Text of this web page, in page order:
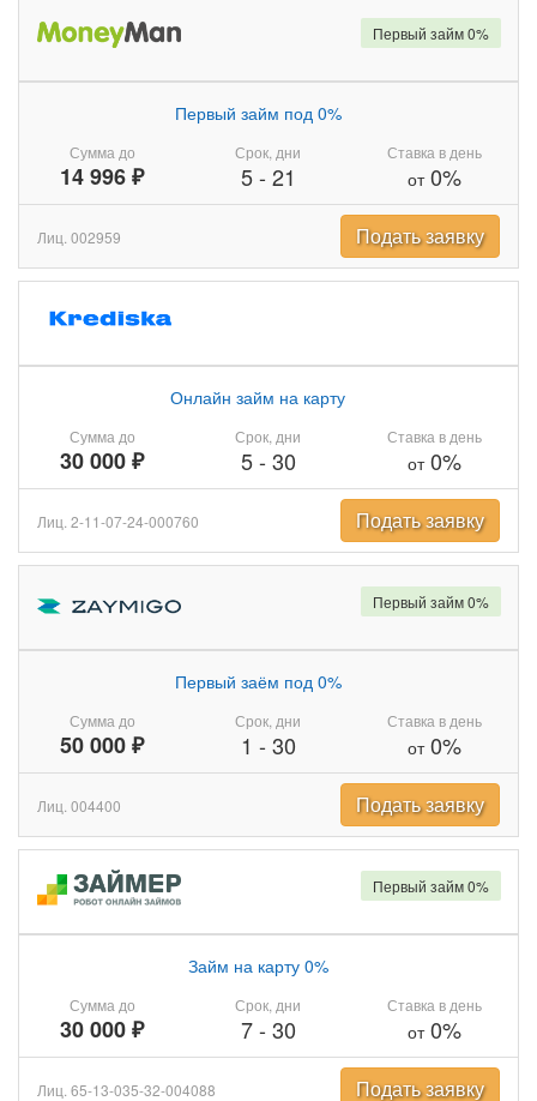
Сумма до
14 996 ₽
Первый займ под 0%
Срок, дни
5- 21
Ставка в день
от0%
Первый займ 0%
Лиц. 002959 Подать заявку
Сумма до
30 000 ₽
Онлайн займ на карту
Срок, дни
5- 30
Ставка в день
от0%
Лиц. 2-11-07-24-000760 Подать заявку
Сумма до
50 000 ₽
Первый заём под 0%
Срок, дни
1 - 30
Ставка в день
от0%
Первый займ 0%
Лиц. 004400 Подать заявку
Сумма до
30 000 ₽
Займ на карту 0%
Срок, дни
7- 30
Ставка в день
от0%
Первый займ 0%
Лиц. 65-13-035-32-004088 Подать заявку